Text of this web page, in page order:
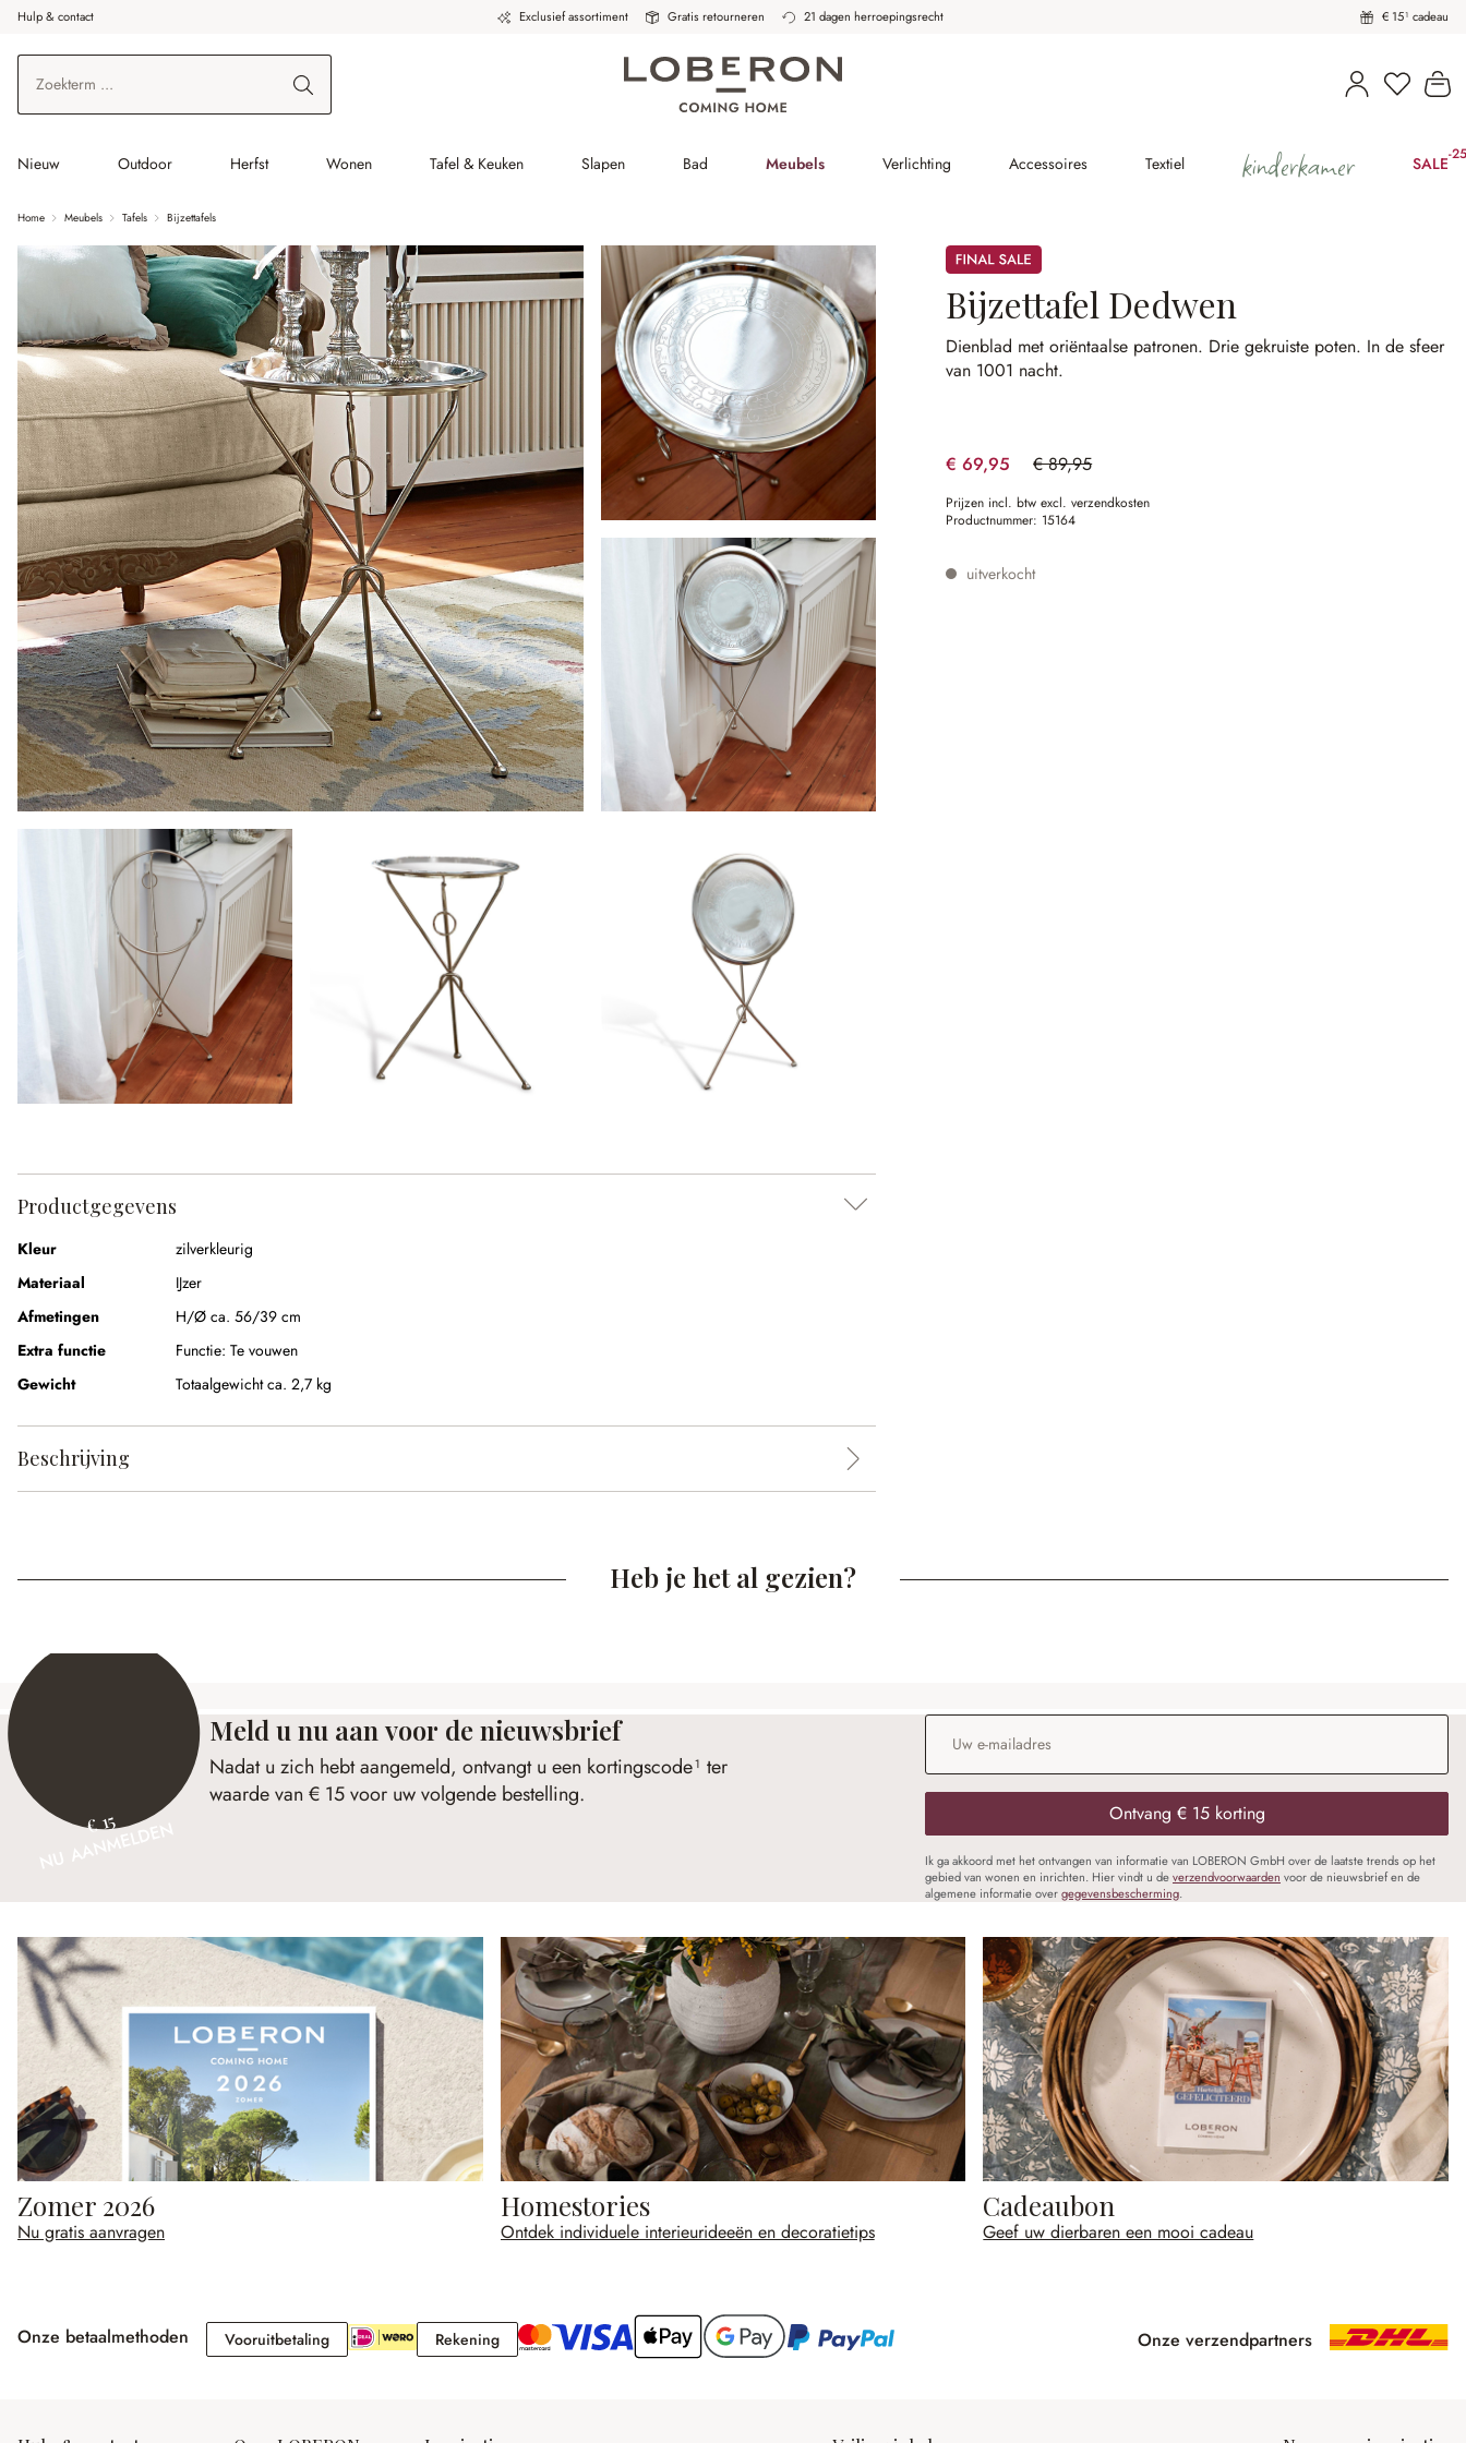
de hoofdinhoud
Ga naar zoeken
Ga naar de hoofdnavigatie
Hulp & contact Exclusief assortiment Gratis retourneren 21 dagen herroepingsrecht € 15¹ cadeau
U heeft
Nieuw Outdoor Herfst Wonen Tafel & Keuken Slapen Bad Meubels Verlichting Accessoires Textiel kinderkamer SALE-
Home Meubels Tafels Bijzettafels
Sale
Bijzettafel Dedwen
Dienblad met oriëntaalse patronen. Drie gekruiste poten. In de sfeer
van 1001 nacht.
€ 69,95 € 89,95
(22.23% gespart)
Prijzen incl. btw excl. verzendkosten
Productnummer: 15164
uitverkocht
Productgegevens
Kleur
zilverkleurig
Materiaal
IJzer
Afmetingen
H/Ø ca. 56/39 cm
Extra functie
Functie: Te vouwen
Gewicht
Totaalgewicht ca. 2,7 kg
Beschrijving
Heb je het al gezien?
€ 15
NU AANMELDEN
Meld u nu aan voor de nieuwsbrief
Nadat u zich hebt aangemeld, ontvangt u een kortingscode¹ ter
waarde van € 15 voor uw volgende bestelling.
E-mailadres
Ontvang € 15 korting
Ik ga akkoord met het ontvangen van informatie van LOBERON GmbH over de laatste trends op het
gebied van wonen en inrichten. Hier vindt u deverzendvoorwaarden voor de nieuwsbrief en de
algemene informatie overgegevensbescherming.
Zomer 2026
Nu gratis aanvragen
Homestories
Ontdek individuele interieurideeën en decoratietips
Cadeaubon
Geef uw dierbaren een mooi cadeau
Onze betaalmethoden VooruitbetalingVooruitbetaling RekeningRekening Onze verzendpartners